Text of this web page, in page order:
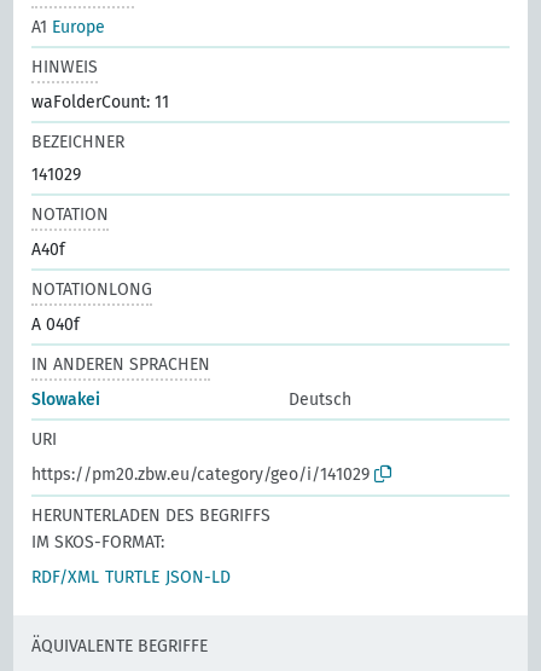
A1 Europe
HINWEIS
waFolderCount: 11
BEZEICHNER
141029
NOTATION
A40f
NOTATIONLONG
A 040f
IN ANDEREN SPRACHEN
Slowakei
Deutsch
URI
https://pm20.zbw.eu/category/geo/i/141029
HERUNTERLADEN DES BEGRIFFS
IM SKOS-FORMAT:
RDF/XML TURTLE JSON-LD
ÄQUIVALENTE BEGRIFFE